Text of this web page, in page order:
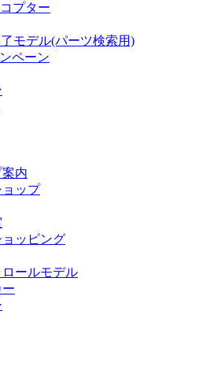
プター
了モデル(パーツ検索用)
ペーン
内
ップ
ッピング
ールモデル